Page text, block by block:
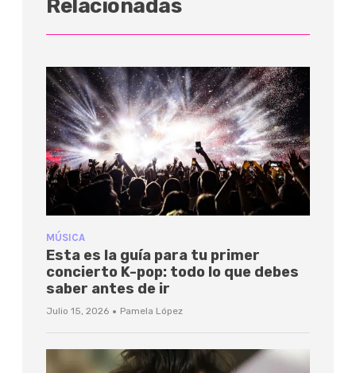
Relacionadas
MÚSICA
Esta es la guía para tu primer
concierto K-pop: todo lo que debes
saber antes de ir
Julio 15, 2026 · Pamela López